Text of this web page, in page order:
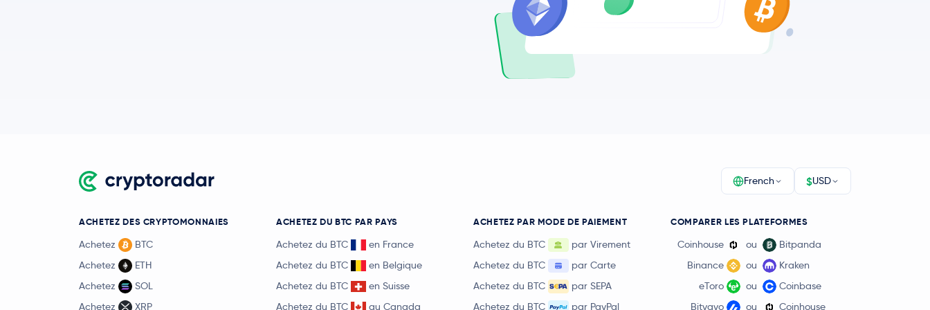
French $USD
ACHETEZ DES CRYPTOMONNAIES
Achetez
BTC
Achetez
ETH
Achetez
SOL
Achetez
XRP
ACHETEZ DU BTC PAR PAYS
Achetez du BTC
en France
Achetez du BTC
en Belgique
Achetez du BTC
en Suisse
Achetez du BTC
au Canada
ACHETEZ PAR MODE DE PAIEMENT
Achetez du BTC
par Virement
Achetez du BTC
par Carte
Achetez du BTC
par SEPA
Achetez du BTC
par PayPal
COMPARER LES PLATEFORMES
Coinhouse ou
Bitpanda
Binance
ou
Kraken
eToro
ou
Coinbase
Bitvavo
ou Coinhouse